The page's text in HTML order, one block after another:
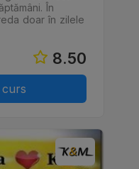
În
doar în zilele
8.50